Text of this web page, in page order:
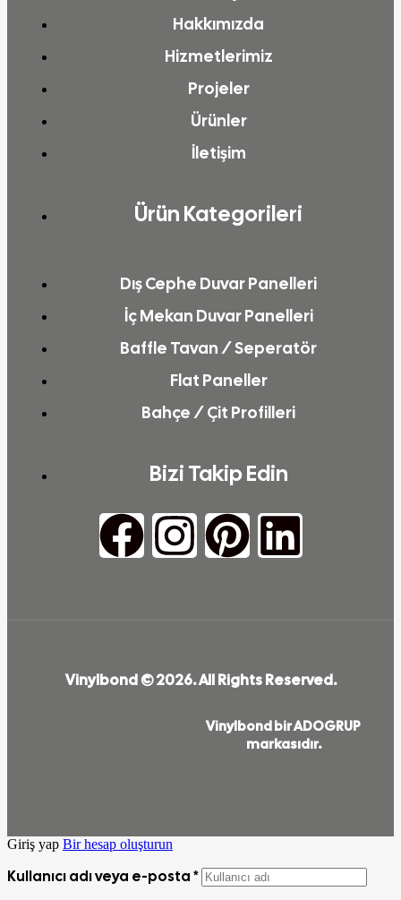
Hakkımızda
Hizmetlerimiz
Projeler
Ürünler
İletişim
Ürün Kategorileri
Dış Cephe Duvar Panelleri
İç Mekan Duvar Panelleri
Baffle Tavan / Seperatör
Flat Paneller
Bahçe / Çit Profilleri
Bizi Takip Edin
Vinylbond © 2026. All Rights Reserved.
Vinylbond bir ADOGRUP
markasıdır.
Giriş yap Bir hesap oluşturun
Kullanıcı adı veya e-posta*